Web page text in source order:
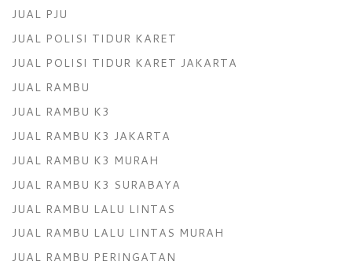
JUAL PJU
JUAL POLISI TIDUR KARET
JUAL POLISI TIDUR KARET JAKARTA
JUAL RAMBU
JUAL RAMBU K3
JUAL RAMBU K3 JAKARTA
JUAL RAMBU K3 MURAH
JUAL RAMBU K3 SURABAYA
JUAL RAMBU LALU LINTAS
JUAL RAMBU LALU LINTAS MURAH
JUAL RAMBU PERINGATAN